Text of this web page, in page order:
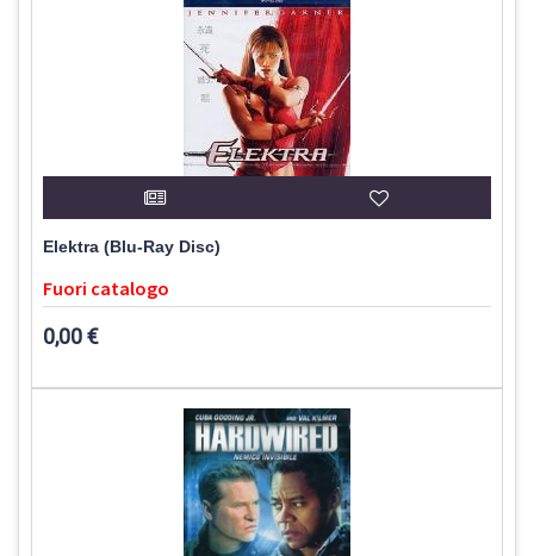
Elektra (Blu-Ray Disc)
Fuori catalogo
0,00 €